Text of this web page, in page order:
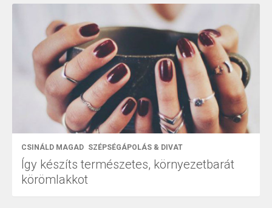
CSINÁLD MAGAD SZÉPSÉGÁPOLÁS & DIVAT
Így készíts természetes, környezetbarát
körömlakkot